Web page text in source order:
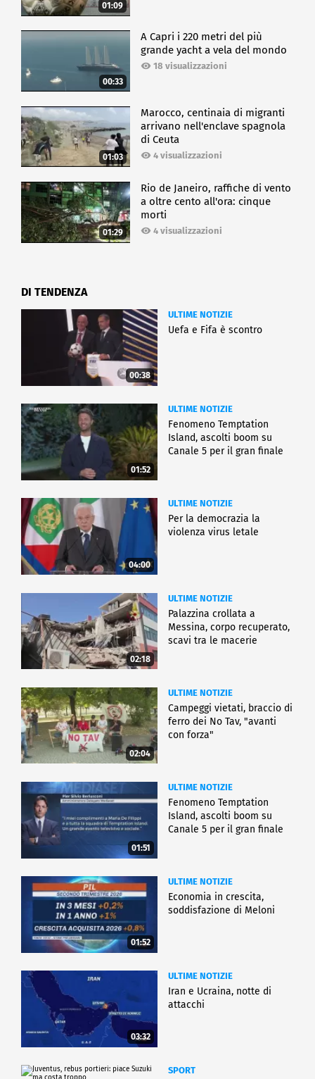
01:09
00:33
A Capri i 220 metri del più
grande yacht a vela del mondo
18 visualizzazioni
01:03
Marocco, centinaia di migranti
arrivano nell'enclave spagnola
di Ceuta
4 visualizzazioni
01:29
Rio de Janeiro, raffiche di vento
a oltre cento all'ora: cinque
morti
4 visualizzazioni
DI TENDENZA
00:38
ULTIME NOTIZIE
Uefa e Fifa è scontro
01:52
ULTIME NOTIZIE
Fenomeno Temptation
Island, ascolti boom su
Canale 5 per il gran finale
04:00
ULTIME NOTIZIE
Per la democrazia la
violenza virus letale
02:18
ULTIME NOTIZIE
Palazzina crollata a
Messina, corpo recuperato,
scavi tra le macerie
02:04
ULTIME NOTIZIE
Campeggi vietati, braccio di
ferro dei No Tav, "avanti
con forza"
01:51
ULTIME NOTIZIE
Fenomeno Temptation
Island, ascolti boom su
Canale 5 per il gran finale
01:52
ULTIME NOTIZIE
Economia in crescita,
soddisfazione di Meloni
03:32
ULTIME NOTIZIE
Iran e Ucraina, notte di
attacchi
SPORT